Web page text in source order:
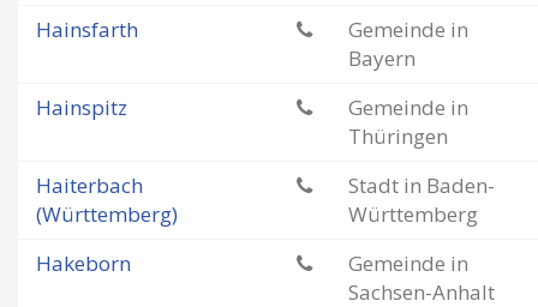
Hainsfarth
Gemeinde in
Bayern
Hainspitz
Gemeinde in
Thüringen
Haiterbach
(Württemberg)
Stadt in Baden-
Württemberg
Hakeborn
Gemeinde in
Sachsen-Anhalt